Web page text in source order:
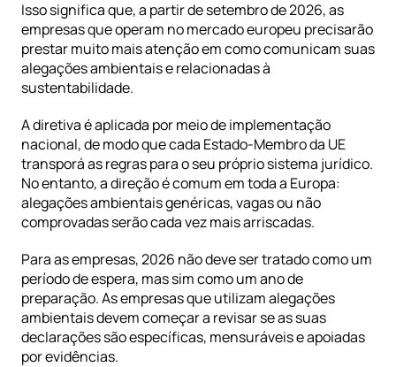
Isso significa que, a partir de setembro de 2026, as
empresas que operam no mercado europeu precisarão
prestar muito mais atenção em como comunicam suas
alegações ambientais e relacionadas à
sustentabilidade.
A diretiva é aplicada por meio de implementação
nacional, de modo que cada Estado-Membro da UE
transporá as regras para o seu próprio sistema jurídico.
No entanto, a direção é comum em toda a Europa:
alegações ambientais genéricas, vagas ou não
comprovadas serão cada vez mais arriscadas.
Para as empresas, 2026 não deve ser tratado como um
período de espera, mas sim como um ano de
preparação. As empresas que utilizam alegações
ambientais devem começar a revisar se as suas
declarações são específicas, mensuráveis e apoiadas
por evidências.